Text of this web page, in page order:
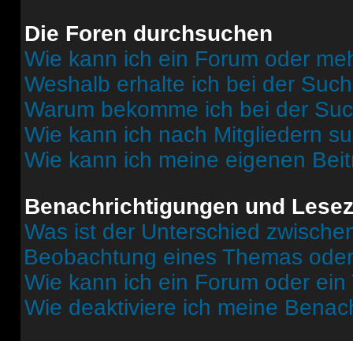
Die Foren durchsuchen
Wie kann ich ein Forum oder
Weshalb erhalte ich bei der
Warum bekomme ich bei der
Wie kann ich nach Mitgliedern
Wie kann ich meine eigenen
Benachrichtigungen und
Was ist der Unterschied
Beobachtung eines Themas
Wie kann ich ein Forum oder
Wie deaktiviere ich meine